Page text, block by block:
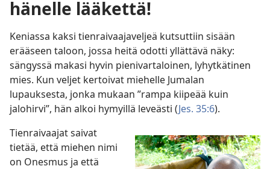
hänelle lääkettä!
Keniassa kaksi tienraivaajaveljeä kutsuttiin sisään
erääseen taloon, jossa heitä odotti yllättävä näky:
sängyssä makasi hyvin pienivartaloinen, lyhytkätinen
mies. Kun veljet kertoivat miehelle Jumalan
lupauksesta, jonka mukaan ”rampa kiipeää kuin
jalohirvi”, hän alkoi hymyillä leveästi (Jes. 35:6).
Tienraivaajat saivat
tietää, että miehen nimi
on Onesmus ja että